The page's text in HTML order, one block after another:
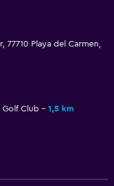
77710 Playa del Carmen,
Golf Club
1,5 km